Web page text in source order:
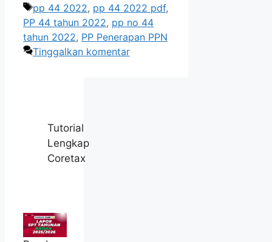
Tag
pp 44 2022, pp 44 2022 pdf,
PP 44 tahun 2022, pp no 44
tahun 2022, PP Penerapan PPN
Tinggalkan komentar
Tutorial
Lengkap
Coretax